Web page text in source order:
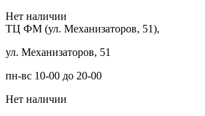
Нет наличии
ТЦ ФМ (ул. Механизаторов, 51),
ул. Механизаторов, 51
пн-вс 10-00 до 20-00
Нет наличии